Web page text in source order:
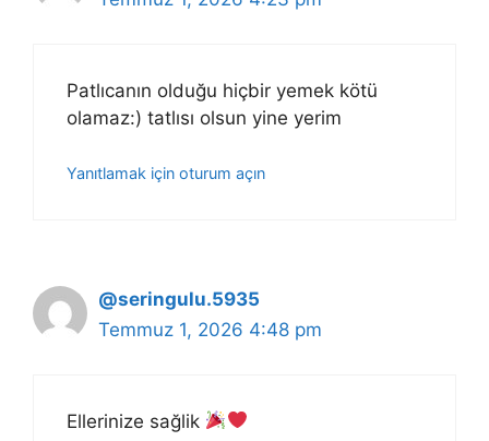
Patlıcanın olduğu hiçbir yemek kötü
olamaz:) tatlısı olsun yine yerim
Yanıtlamak için oturum açın
@seringulu.5935
Temmuz 1, 2026 4:48 pm
Ellerinize sağlik